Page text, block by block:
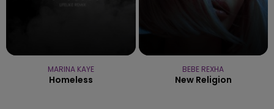
MARINA KAYE
Homeless
BEBE REXHA
New Religion